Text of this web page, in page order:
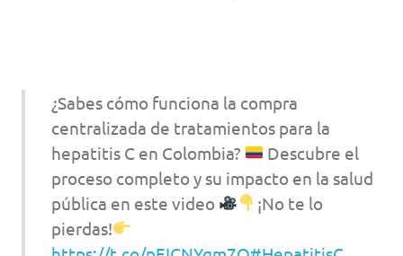
¿Sabes cómo funciona la compra
centralizada de tratamientos para la
hepatitis C en Colombia?
Descubre el
proceso completo y su impacto en la salud
pública en este video
¡No te lo
pierdas!